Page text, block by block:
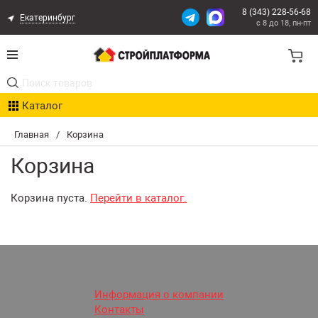
Главная / Корзина
Корзина
Корзина пуста. Перейти в каталог.
Екатеринбург
8 (343) 228-56-68
с 8 до 18, пн-пт
Каталог
Акции
Расчет доставки
Организациям
Оплата и ДоставкаИнформация о компании
Контакты